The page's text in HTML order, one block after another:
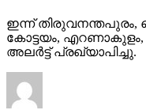
ഇന്ന് തിരുവനന്തപുരം,
കോട്ടയം,
അലര്‍ട്ട് പ്രഖ്യാപിച്ചു.